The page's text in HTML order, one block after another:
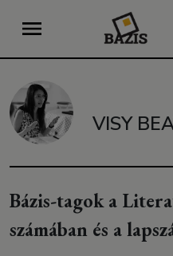
VISY
Bázis-tagok a
számában és a